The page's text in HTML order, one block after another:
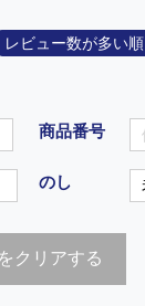
レビュー数が多い順
商品番号
のし
クリアする